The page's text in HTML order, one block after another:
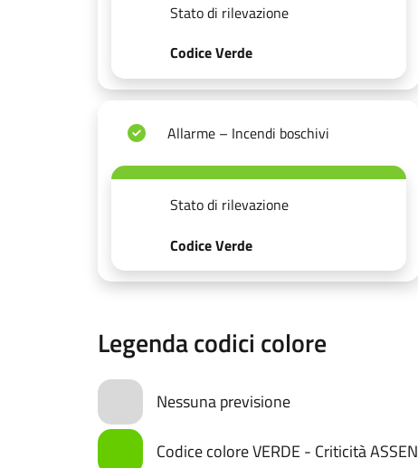
Stato di rilevazione
Codice Verde
Allarme – Incendi boschivi
Stato di rilevazione
Codice Verde
Legenda codici colore
Nessuna previsione
Codice colore VERDE - Criticità